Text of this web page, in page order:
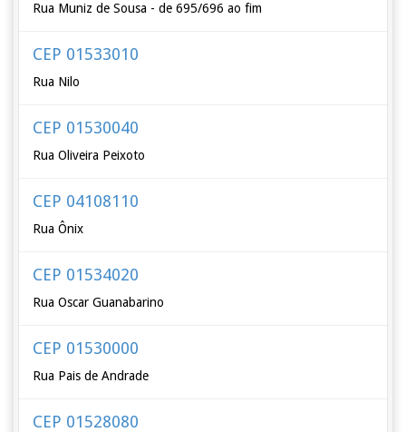
Rua Muniz de Sousa - de 695/696 ao fim
CEP 01533010
Rua Nilo
CEP 01530040
Rua Oliveira Peixoto
CEP 04108110
Rua Ônix
CEP 01534020
Rua Oscar Guanabarino
CEP 01530000
Rua Pais de Andrade
CEP 01528080